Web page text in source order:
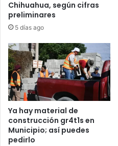
Chihuahua, según cifras
preliminares
5 días ago
Ya hay material de
construcción gr4t1s en
Municipio; así puedes
pedirlo